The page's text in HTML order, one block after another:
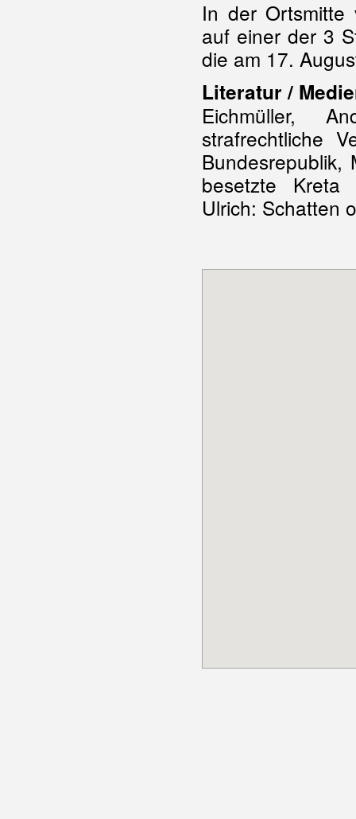
In der Ortsmitte
auf einer der 3
die am 17.
Literatur /
Eichmüller,
strafrechtliche
besetzte Kreta
Ulrich: Schatten